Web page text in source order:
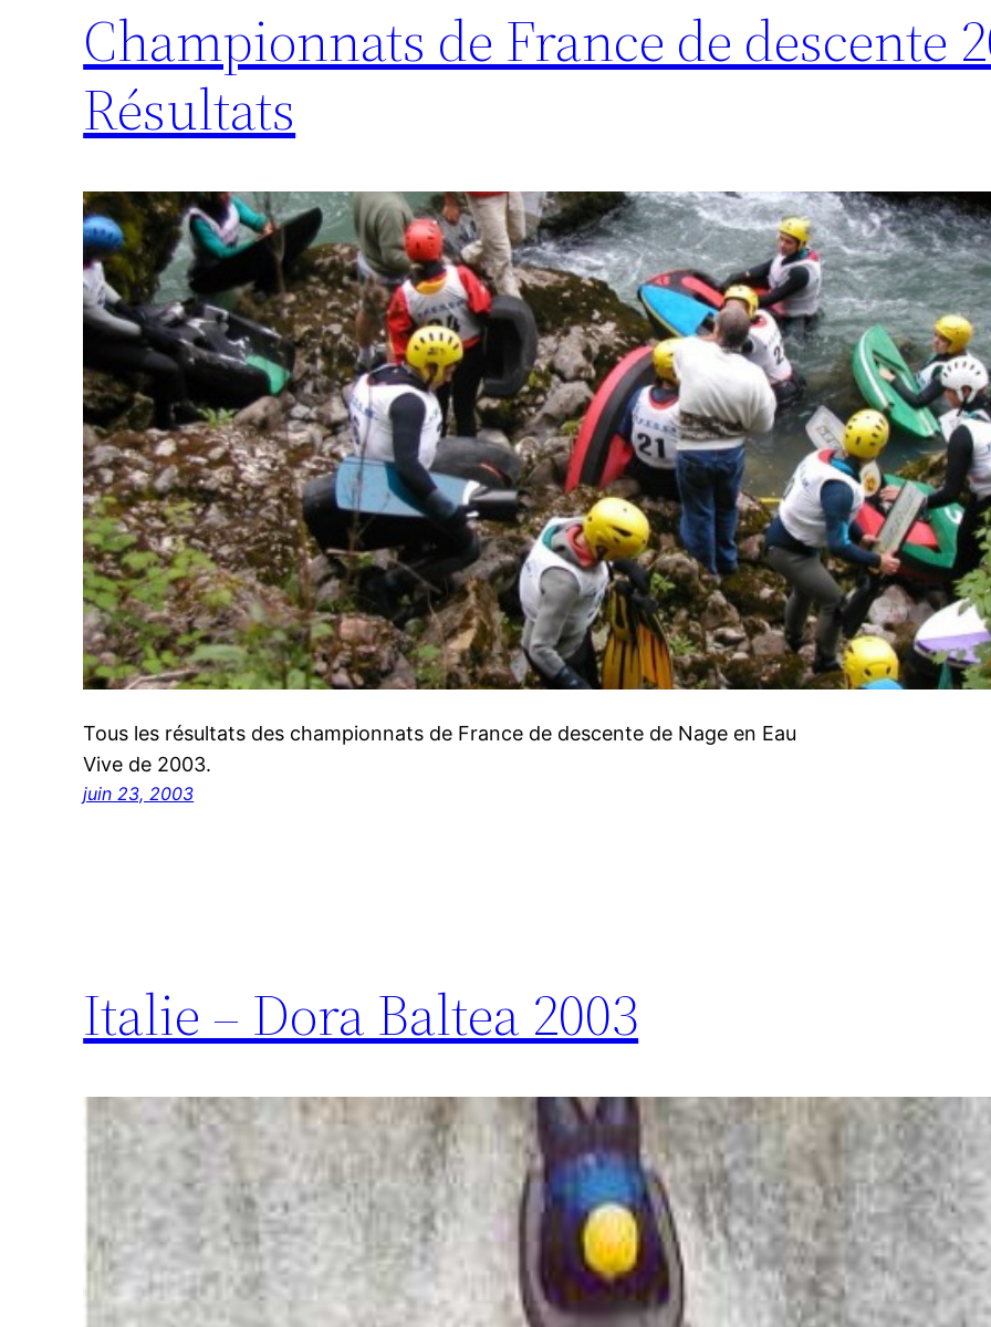
Championnats de France de descente
Résultats
Tous les résultats des championnats de France de descente de Nage en Eau
Vive de 2003.
juin 23, 2003
Italie – Dora Baltea 2003